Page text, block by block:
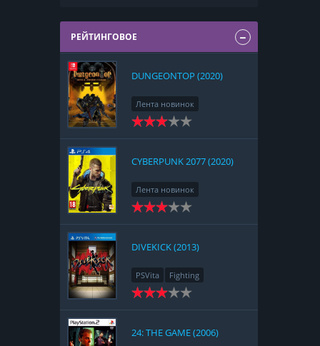
РЕЙТИНГОВОЕ
DUNGEONTOP (2020)
Лента новинок
Nintendo Switch
CYBERPUNK 2077 (2020)
Лента новинок
PlayStation 4
DIVEKICK (2013)
PSVita Fighting
24: THE GAME (2006)